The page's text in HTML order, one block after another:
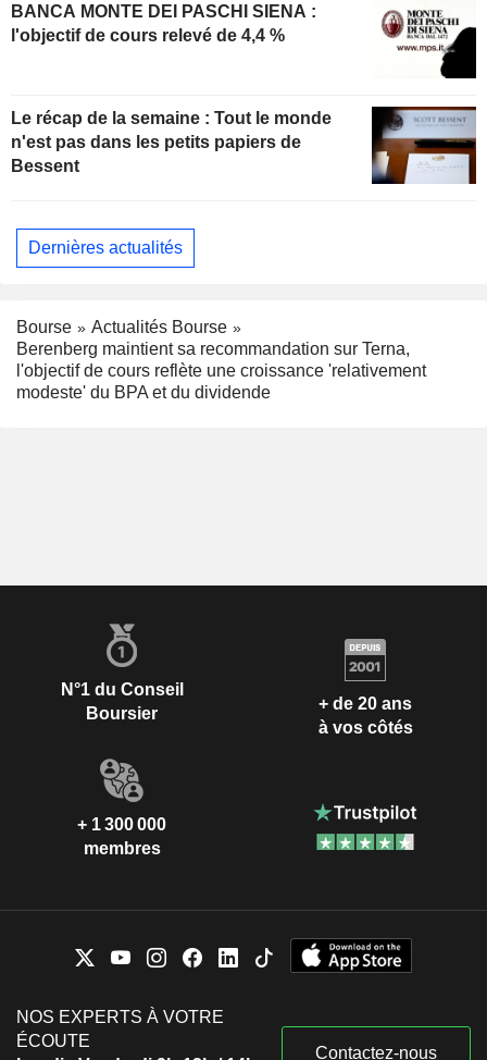
BANCA MONTE DEI PASCHI SIENA :
l'objectif de cours relevé de 4,4 %
Le récap de la semaine : Tout le monde
n'est pas dans les petits papiers de
Bessent
Dernières actualités
Bourse
Actualités Bourse
Berenberg maintient sa recommandation sur Terna,
l'objectif de cours reflète une croissance 'relativement
modeste' du BPA et du dividende
N°1 du Conseil
Boursier
+ de 20 ans
à vos côtés
+ 1 300 000
membres
NOS EXPERTS À VOTRE
ÉCOUTE
Contactez-nous